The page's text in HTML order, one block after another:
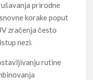
prirodne
korake poput
zračenja često
nezi.
rutine